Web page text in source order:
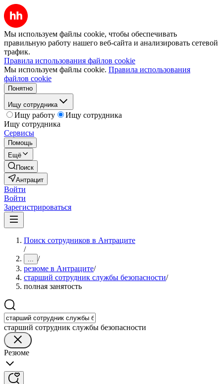
Мы используем файлы cookie, чтобы обеспечивать
правильную работу нашего веб-сайта и анализировать сетевой
трафик.
Правила использования файлов cookie
Мы используем файлы cookie. Правила использования
файлов cookie
Понятно
Ищу сотрудника
Ищу работу
Ищу сотрудника
Ищу сотрудника
Сервисы
Помощь
Ещё
Поиск
Антрацит
Войти
Войти
Зарегистрироваться
Поиск сотрудников в Антраците
/
... /
резюме в Антраците/
старший сотрудник службы безопасности/
полная занятость
старший сотрудник службы безопасности
Резюме